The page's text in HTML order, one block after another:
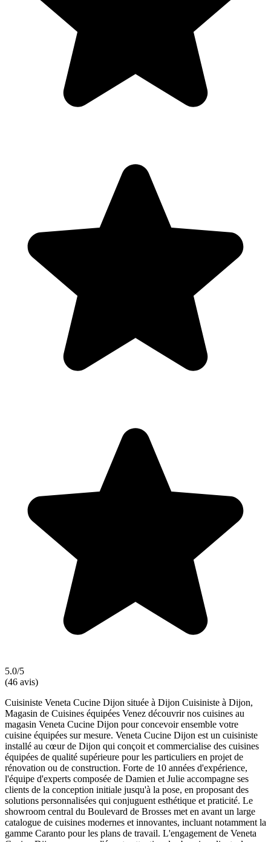
5.0/5
(46 avis)
Cuisiniste Veneta Cucine Dijon située à Dijon Cuisiniste à Dijon,
Magasin de Cuisines équipées Venez découvrir nos cuisines au
magasin Veneta Cucine Dijon pour concevoir ensemble votre
cuisine équipées sur mesure. Veneta Cucine Dijon est un cuisiniste
installé au cœur de Dijon qui conçoit et commercialise des cuisines
équipées de qualité supérieure pour les particuliers en projet de
rénovation ou de construction. Forte de 10 années d'expérience,
l'équipe d'experts composée de Damien et Julie accompagne ses
clients de la conception initiale jusqu'à la pose, en proposant des
solutions personnalisées qui conjuguent esthétique et praticité. Le
showroom central du Boulevard de Brosses met en avant un large
catalogue de cuisines modernes et innovantes, incluant notamment la
gamme Caranto pour les plans de travail. L'engagement de Veneta